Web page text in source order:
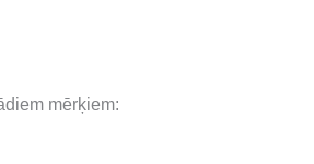
mērķiem: